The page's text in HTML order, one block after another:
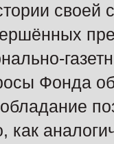
своей
Фонда
как